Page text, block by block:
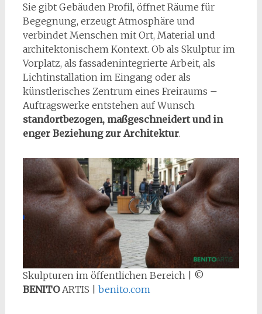
Sie gibt Gebäuden Profil, öffnet Räume für
Begegnung, erzeugt Atmosphäre und
verbindet Menschen mit Ort, Material und
architektonischem Kontext. Ob als Skulptur im
Vorplatz, als fassadenintegrierte Arbeit, als
Lichtinstallation im Eingang oder als
künstlerisches Zentrum eines Freiraums –
Auftragswerke entstehen auf Wunsch
standortbezogen, maßgeschneidert und in
enger Beziehung zur Architektur.
Skulpturen im öffentlichen Bereich | ©
BENITOARTIS | benito.com